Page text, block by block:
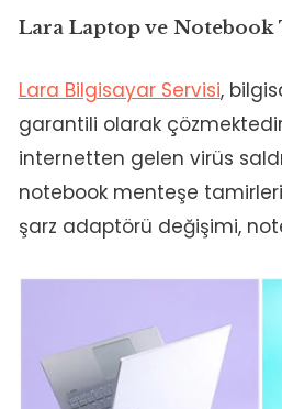
Lara Laptop ve Notebook
Lara Bilgisayar Servisi,
garantili olarak
internetten gelen virüs
notebook menteşe
şarz adaptörü değişimi,